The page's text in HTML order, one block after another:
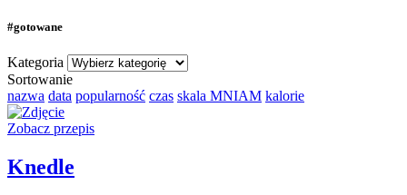
#gotowane
Kategoria
Sortowanie
nazwa data popularność czas skala MNIAM kalorie
Zobacz przepis
Knedle